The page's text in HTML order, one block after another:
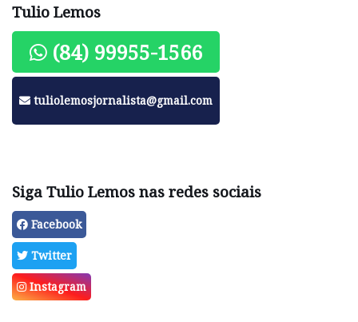
Tulio Lemos
(84) 99955-1566
tuliolemosjornalista@gmail.com
Siga Tulio Lemos nas redes sociais
Facebook
Twitter
Instagram